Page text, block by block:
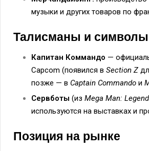
музыки и других товаров по
Талисманы и символы
Капитан Коммандо —
Capcom (появился в Section Z
позже — в Captain Commando и
Сервботы (из Mega Man:
используются на выставках и
Позиция на рынке